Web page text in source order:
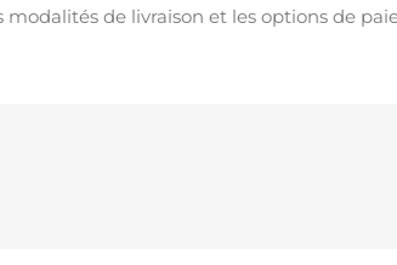
de livraison et les options de